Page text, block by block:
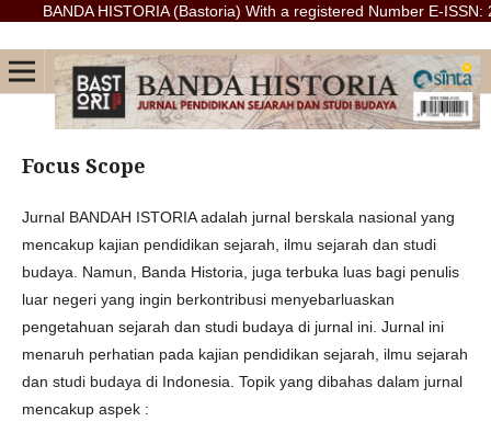
BANDA HISTORIA (Bastoria) With a registered Number E-
Focus Scope
Jurnal BANDAH ISTORIA adalah jurnal berskala nasional yang
mencakup kajian pendidikan sejarah, ilmu sejarah dan studi
budaya. Namun, Banda Historia, juga terbuka luas bagi penulis
luar negeri yang ingin berkontribusi menyebarluaskan
pengetahuan sejarah dan studi budaya di jurnal ini. Jurnal ini
menaruh perhatian pada kajian pendidikan sejarah, ilmu sejarah
dan studi budaya di Indonesia. Topik yang dibahas dalam jurnal
mencakup aspek :